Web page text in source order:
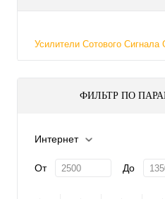
Усилители Сотового Сигнала
ФИЛЬТР ПО
Интернет
От До